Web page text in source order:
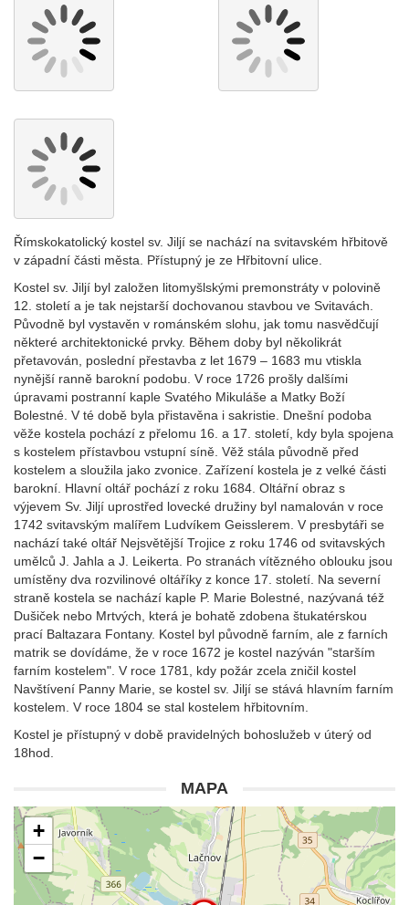
Římskokatolický kostel sv. Jiljí se nachází na svitavském hřbitově
v západní části města. Přístupný je ze Hřbitovní ulice.
Kostel sv. Jiljí byl založen litomyšlskými premonstráty v polovině
12. století a je tak nejstarší dochovanou stavbou ve Svitavách.
Původně byl vystavěn v románském slohu, jak tomu nasvědčují
některé architektonické prvky. Během doby byl několikrát
přetavován, poslední přestavba z let 1679 – 1683 mu vtiskla
nynější ranně barokní podobu. V roce 1726 prošly dalšími
úpravami postranní kaple Svatého Mikuláše a Matky Boží
Bolestné. V té době byla přistavěna i sakristie. Dnešní podoba
věže kostela pochází z přelomu 16. a 17. století, kdy byla spojena
s kostelem přístavbou vstupní síně. Věž stála původně před
kostelem a sloužila jako zvonice. Zařízení kostela je z velké části
barokní. Hlavní oltář pochází z roku 1684. Oltářní obraz s
výjevem Sv. Jiljí uprostřed lovecké družiny byl namalován v roce
1742 svitavským malířem Ludvíkem Geisslerem. V presbytáři se
nachází také oltář Nejsvětější Trojice z roku 1746 od svitavských
umělců J. Jahla a J. Leikerta. Po stranách vítězného oblouku jsou
umístěny dva rozvilinové oltáříky z konce 17. století. Na severní
straně kostela se nachází kaple P. Marie Bolestné, nazývaná též
Dušiček nebo Mrtvých, která je bohatě zdobena štukatérskou
prací Baltazara Fontany. Kostel byl původně farním, ale z farních
matrik se dovídáme, že v roce 1672 je kostel nazýván "starším
farním kostelem". V roce 1781, kdy požár zcela zničil kostel
Navštívení Panny Marie, se kostel sv. Jiljí se stává hlavním farním
kostelem. V roce 1804 se stal kostelem hřbitovním.
Kostel je přístupný v době pravidelných bohoslužeb v úterý od
18hod.
MAPA
+
−